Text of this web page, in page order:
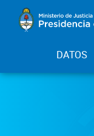
DATOS